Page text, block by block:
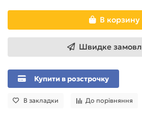
В корзину
Швидке
Купити в розстрочку
В закладки До порівняння